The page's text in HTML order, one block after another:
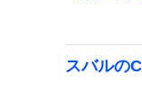
スバルの